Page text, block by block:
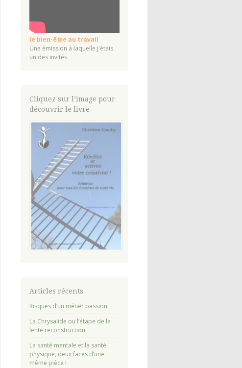
le bien-être au travail
Une émission à laquelle j'étais
un des invités
Cliquez sur l’image pour
découvrir le livre
Articles récents
Risques d’un métier passion
La Chrysalide ou l’étape de la
lente reconstruction
La santé mentale et la santé
physique, deux faces d’une
même pièce !